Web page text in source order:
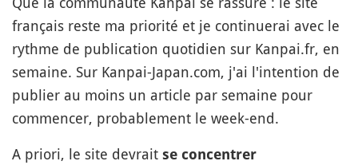
français reste ma priorité et je continuerai avec le
rythme de publication quotidien sur Kanpai.fr, en
semaine. Sur Kanpai-Japan.com, j'ai l'intention de
publier au moins un article par semaine pour
commencer, probablement le week-end.
A priori, le site devrait se concentrer